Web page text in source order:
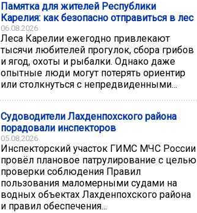
Памятка для жителей Республики
Карелия: как безопасно отправиться в лес
06.08.2026
Леса Карелии ежегодно привлекают
тысячи любителей прогулок, сбора грибов
и ягод, охоты и рыбалки. Однако даже
опытные люди могут потерять ориентир
или столкнуться с непредвиденными...
Судоводители Лахденпохского района
порадовали инспекторов
05.08.2026
Инспекторский участок ГИМС МЧС России
провёл плановое патрулирование с целью
проверки соблюдения Правил
пользования маломерными судами на
водных объектах Лахденпохского района
и правил обеспечения...